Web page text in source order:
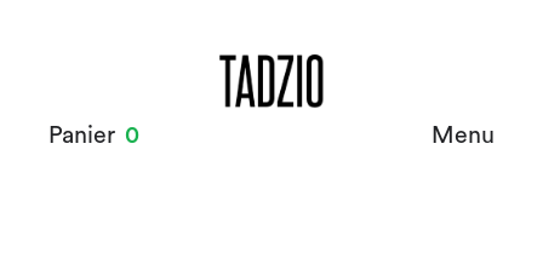
Panier 0 Menu